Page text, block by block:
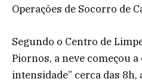
Operações de Socorro de
Segundo o Centro de
Piornos, a neve começou
intensidade” cerca das